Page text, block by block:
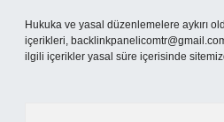
Hukuka ve yasal düzenlemelere aykırı
içerikleri,
ilgili içerikler yasal süre içerisinde